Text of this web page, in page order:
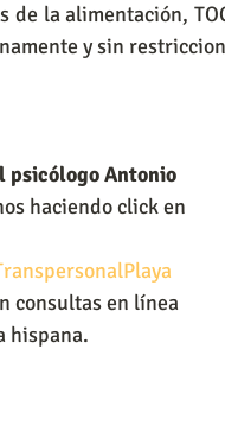
de la alimentación,
y sin
psicólogo Antonio
haciendo click en
consultas en línea
hispana.